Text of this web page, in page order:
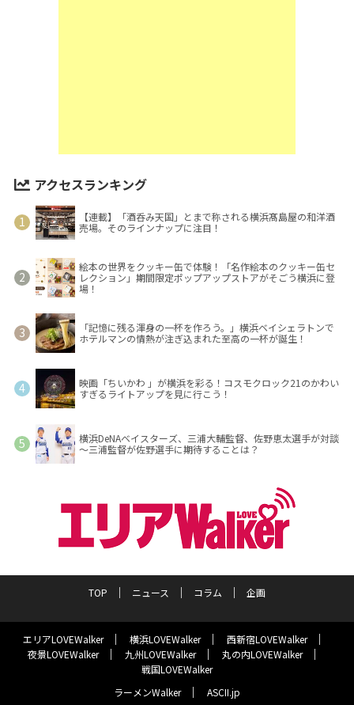
アクセスランキング
【連載】「酒呑み天国」とまで称される横浜髙島屋の和洋酒
売場。そのラインナップに注目！
絵本の世界をクッキー缶で体験！「名作絵本のクッキー缶セ
レクション」期間限定ポップアップストアがそごう横浜に登
場！
「記憶に残る渾身の一杯を作ろう。」横浜ベイシェラトンで
ホテルマンの情熱が注ぎ込まれた至高の一杯が誕生！
映画「ちいかわ 」が横浜を彩る！コスモクロック21のかわい
すぎるライトアップを見に行こう！
横浜DeNAベイスターズ、三浦大輔監督、佐野恵太選手が対談
～三浦監督が佐野選手に期待することは？
TOP ニュース コラム 企画
エリアLOVEWalker 横浜LOVEWalker
西新宿LOVEWalker
夜景LOVEWalker
九州LOVEWalker
丸の内LOVEWalker
戦国LOVEWalker
ラーメンWalker
ASCII.jp